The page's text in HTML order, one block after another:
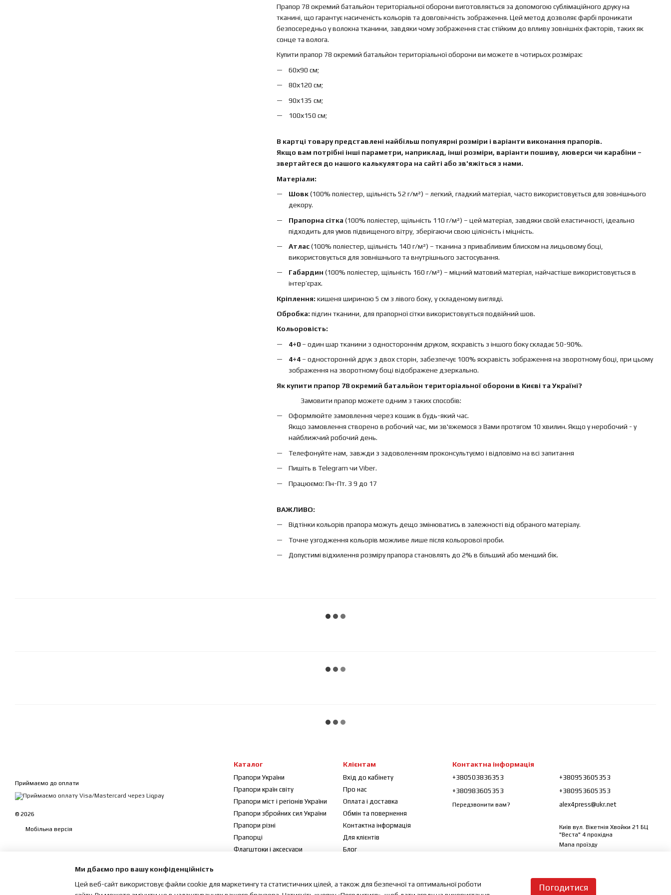
Прапор 78 окремий батальйон територіальної оборони виготовляється за допомогою сублімаційного друку на
тканині, що гарантує насиченість кольорів та довговічність зображення. Цей метод дозволяє фарбі проникати
безпосередньо у волокна тканини, завдяки чому зображення стає стійким до впливу зовнішніх факторів, таких як
сонце та волога.
Купити прапор 78 окремий батальйон територіальної оборони ви можете в чотирьох розмірах:
60х90 см;
80х120 см;
90х135 см;
100х150 см;
В картці товару представлені найбільш популярні розміри і варіанти виконання прапорів.
Якщо вам потрібні інші параметри, наприклад, інші розміри, варіанти пошиву, люверси чи карабіни –
звертайтеся до нашого калькулятора на сайті або зв'яжіться з нами.
Матеріали:
Шовк(100% поліестер, щільність 52 г/м²) – легкий, гладкий матеріал, часто використовується для зовнішнього
декору.
Прапорна сітка (100% поліестер, щільність 110 г/м²) – цей матеріал, завдяки своїй еластичності, ідеально
підходить для умов підвищеного вітру, зберігаючи свою цілісність і міцність.
Атлас(100% поліестер, щільність 140 г/м²) – тканина з привабливим блиском на лицьовому боці,
використовується для зовнішнього та внутрішнього застосування.
Габардин (100% поліестер, щільність 160 г/м²) – міцний матовий матеріал, найчастіше використовується в
інтер’єрах.
Кріплення: кишеня шириною 5 см з лівого боку, у складеному вигляді.
Обробка: підгин тканини, для прапорної сітки використовується подвійний шов.
Кольоровість:
4+0– один шар тканини з одностороннім друком, яскравість з іншого боку складає 50-90%.
4+4– односторонній друк з двох сторін, забезпечує 100% яскравість зображення на зворотному боці, при цьому
зображення на зворотному боці відображене дзеркально.
Як купити прапор 78 окремий батальйон територіальної оборони в Києві та Україні?
Замовити прапор можете одним з таких способів:
Оформлюйте замовлення через кошик в будь-який час.
Якщо замовлення створено в робочий час, ми зв'яжемося з Вами протягом 10 хвилин. Якщо у неробочий - у
найближчий робочий день.
Телефонуйте нам, завжди з задоволенням проконсультуємо і відповімо на всі запитання
Пишіть в Telegram чи Viber.
Працюємо: Пн-Пт. З 9 до 17
ВАЖЛИВО:
Відтінки кольорів прапора можуть дещо змінюватись в залежності від обраного матеріалу.
Точне узгодження кольорів можливе лише після кольорової проби.
Допустимі відхилення розміру прапора становлять до 2% в більший або менший бік.
Приймаємо до оплати
© 2026
Мобільна версія
Каталог
Прапори України
Прапори країн світу
Прапори міст і регіонів України
Прапори збройних сил України
Прапори різні
Прапорці
Флагштоки і аксесуари
Клієнтам
Вхід до кабінету
Про нас
Оплата і доставка
Обмін та повернення
Контактна інформація
Для клієнтів
Блог
Мапа сайту
Контактна інформація
+380503836353
+380983605353
Передзвонити вам?
+380953605353
+380953605353
alex4press@ukr.net
Київ вул. Вікетнія Хвойки 21 БЦ
"Веста" 4 прохідна
Мапа проїзду
Ми дбаємо про вашу конфіденційність
Цей веб-сайт використовує файли cookie для маркетингу та статистичних цілей, а також для безпечної та оптимальної роботи
Погодитися